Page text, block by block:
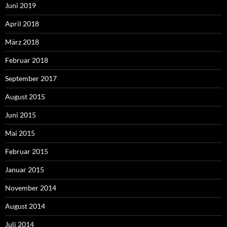
Juni 2019
April 2018
März 2018
Februar 2018
September 2017
August 2015
Juni 2015
Mai 2015
Februar 2015
Januar 2015
November 2014
August 2014
Juli 2014